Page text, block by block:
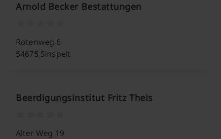
Arnold Becker Bestattungen
Rotenweg 6
54675 Sinspelt
Beerdigungsinstitut Fritz Theis
Alter Weg 19